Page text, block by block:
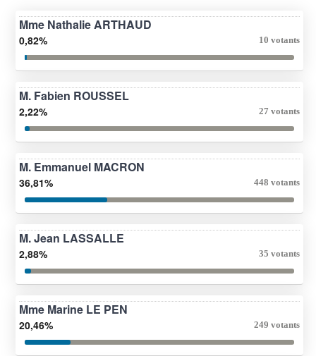
Mme Nathalie ARTHAUD
0,82% 10 votants
M. Fabien ROUSSEL
2,22% 27 votants
M. Emmanuel MACRON
36,81% 448 votants
M. Jean LASSALLE
2,88% 35 votants
Mme Marine LE PEN
20,46% 249 votants